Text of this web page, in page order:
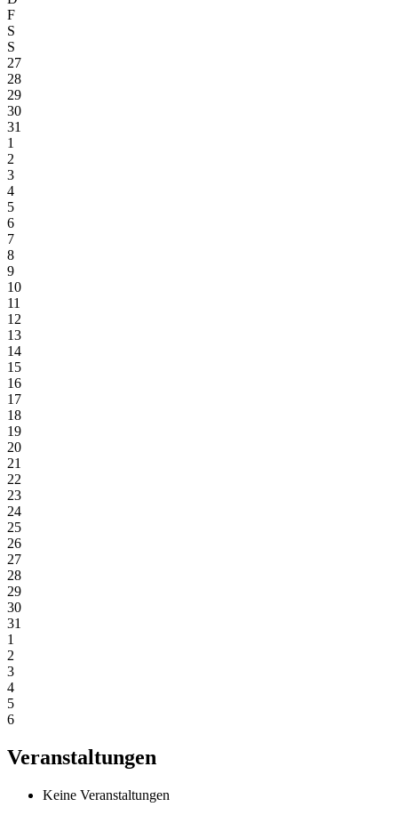
F
S
S
27
28
29
30
31
1
2
3
4
5
6
7
8
9
10
11
12
13
14
15
16
17
18
19
20
21
22
23
24
25
26
27
28
29
30
31
1
2
3
4
5
6
Veranstaltungen
Keine Veranstaltungen